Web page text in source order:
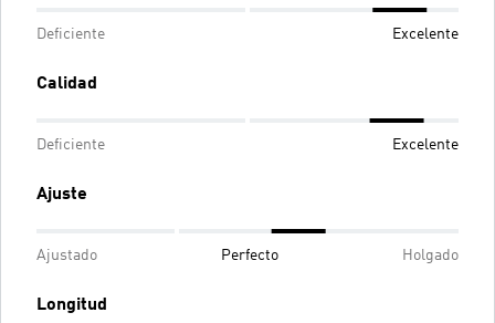
Deficiente Excelente
Calidad
Deficiente Excelente
Ajuste
Ajustado Perfecto Holgado
Longitud